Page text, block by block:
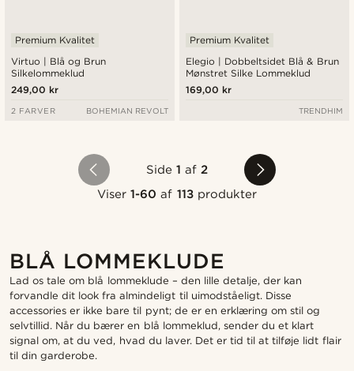
Virtuo | Blå og Brun
Silkelommeklud
Premium Kvalitet
249,00 kr
2 FARVER BOHEMIAN REVOLT
Elegio | Dobbeltsidet Blå & Brun
Mønstret Silke Lommeklud
Premium Kvalitet
169,00 kr
TRENDHIM
Side 1 af2
Viser1-60 af 113produkter
BLÅ LOMMEKLUDE
Lad os tale om blå lommeklude – den lille detalje, der kan
forvandle dit look fra almindeligt til uimodståeligt. Disse
accessories er ikke bare til pynt; de er en erklæring om stil og
selvtillid. Når du bærer en blå lommeklud, sender du et klart
signal om, at du ved, hvad du laver. Det er tid til at tilføje lidt flair
til din garderobe.